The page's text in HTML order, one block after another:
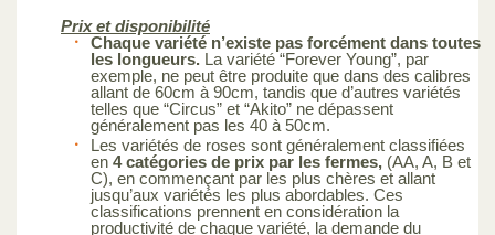
Prix et disponibilité
Chaque variété n’existe pas forcément dans toutes
les longueurs. La variété “Forever Young”, par
exemple, ne peut être produite que dans des calibres
allant de 60cm à 90cm, tandis que d’autres variétés
telles que “Circus” et “Akito” ne dépassent
généralement pas les 40 à 50cm.
Les variétés de roses sont généralement classifiées
en 4 catégories de prix par les fermes, (AA, A, B et
C), en commençant par les plus chères et allant
jusqu’aux variétés les plus abordables. Ces
classifications prennent en considération la
productivité de chaque variété, la demande du